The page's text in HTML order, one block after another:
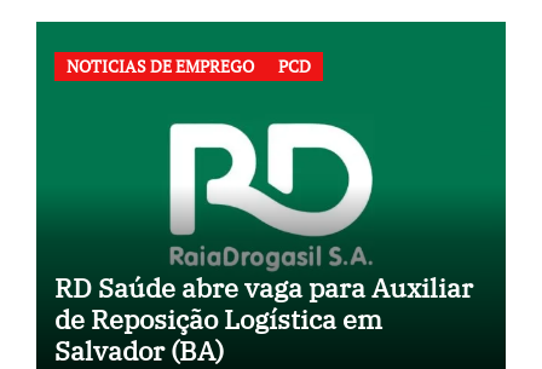
NOTICIAS DE EMPREGO PCD
RD Saúde abre vaga para Auxiliar
de Reposição Logística em
Salvador (BA)